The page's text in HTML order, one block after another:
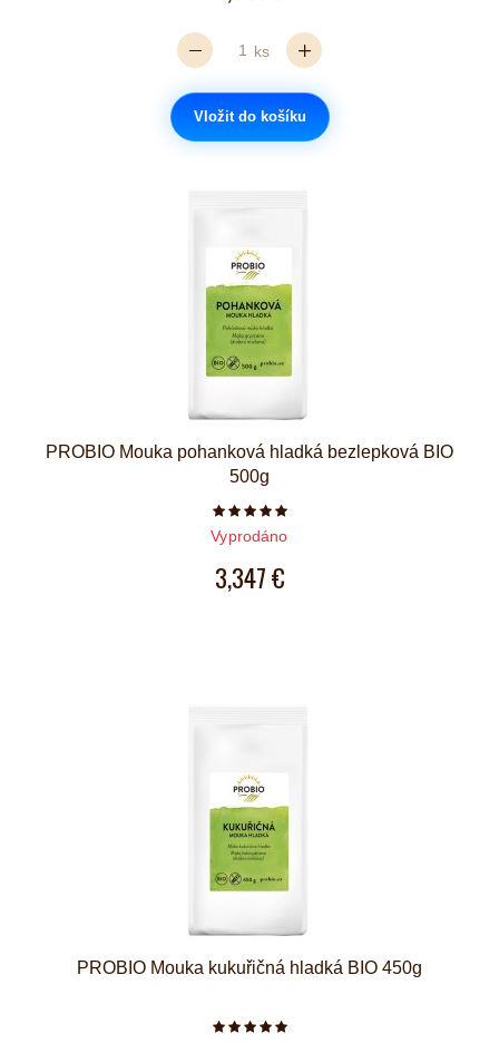
ks
Vložit do košíku
PROBIO Mouka pohanková hladká bezlepková BIO
500g
Počet hvězdiček je 5 z 5
Vyprodáno
3,347 €
PROBIO Mouka kukuřičná hladká BIO 450g